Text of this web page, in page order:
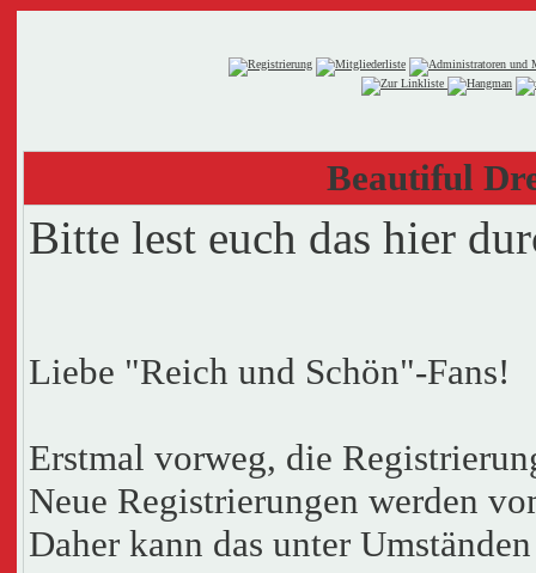
Beautiful
Bitte lest euch das hier
Liebe "Reich und Schön"-Fans!
Erstmal vorweg, die
Neue Registrierungen werden
Daher kann das unter